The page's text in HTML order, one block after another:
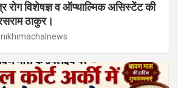
रोग विशेषज्ञ व ऑप्थाल्मिक असिस्टेंट की
ठाकुर।